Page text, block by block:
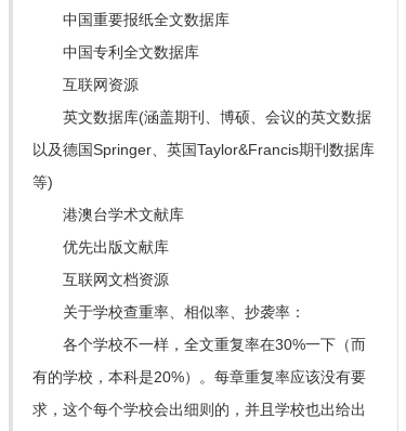
中国重要报纸全文数据库
中国专利全文数据库
互联网资源
英文数据库(涵盖期刊、博硕、会议的英文数据
以及德国Springer、英国Taylor&Francis期刊数据库
等)
港澳台学术文献库
优先出版文献库
互联网文档资源
关于学校查重率、相似率、抄袭率：
各个学校不一样，全文重复率在30%一下（而
有的学校，本科是20%）。每章重复率应该没有要
求，这个每个学校会出细则的，并且学校也出给出